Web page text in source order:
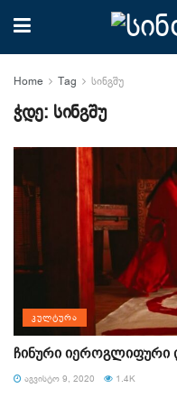
Home Tag სინგშუ
ჭდე: სინგშუ
ᲙᲣᲚᲢᲣᲠᲐ
ჩინური იეროგლიფური
ᲐᲒᲕᲘᲡᲢᲝ 9, 2020 1.4K